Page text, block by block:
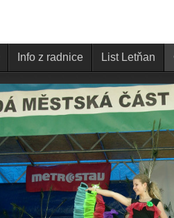
Info z radnice List Letňan